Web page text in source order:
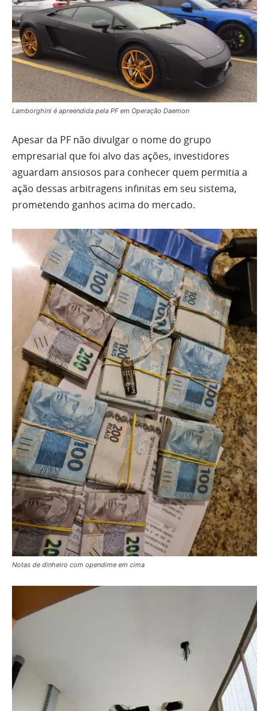
Lamborghini é apreendida pela PF em Operação Daemon
Apesar da PF não divulgar o nome do grupo
empresarial que foi alvo das ações, investidores
aguardam ansiosos para conhecer quem permitia a
ação dessas arbitragens infinitas em seu sistema,
prometendo ganhos acima do mercado.
Notas de dinheiro com opendime em cima